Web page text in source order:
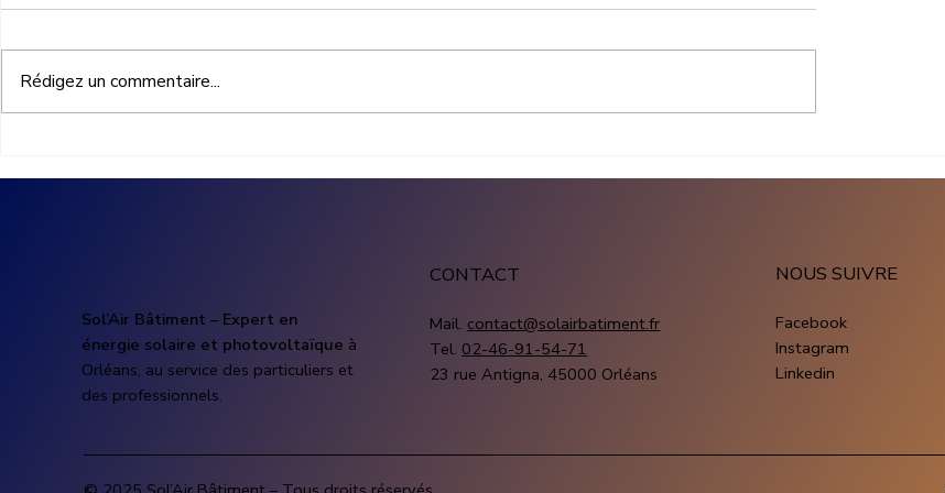
entreprise : quelles
photovoltaïque entreprise :
entreprise : combien
Rédigez un commentaire...
Sol’Air Bâtiment – Expert en
énergie solaire et photovoltaïque à
Orléans, au service des particuliers et
des professionnels.
CONTACT
Mail. contact@solairbatiment.fr
Tel. 02-46-91-54-71
23 rue Antigna, 45000 Orléans
NOUS SUIVRE
Facebook
Instagram
Linkedin